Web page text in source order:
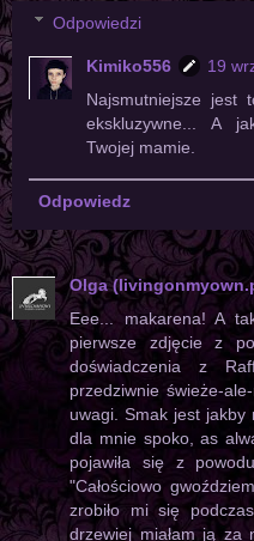
Odpowiedzi
Kimiko556
19
Najsmutniejsze jest
ekskluzywne... A
Twojej mamie.
Odpowiedz
Olga
Eee... makarena! A
pierwsze zdjęcie z
doświadczenia z
przedziwnie świeże-
uwagi. Smak jest jakby
dla mnie spoko, as
pojawiła się z
"Całościowo
zrobiło mi się
drzewiej miałam ją za